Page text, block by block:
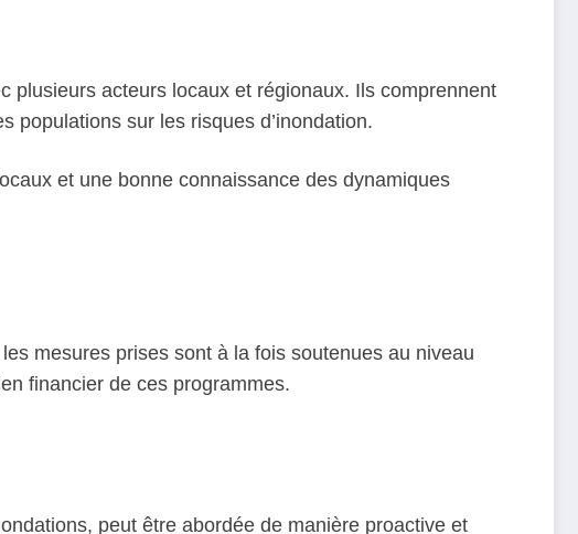
plusieurs acteurs locaux et régionaux. Ils comprennent
populations sur les risques d’inondation.
et une bonne connaissance des dynamiques
mesures prises sont à la fois soutenues au niveau
financier de ces programmes.
peut être abordée de manière proactive et